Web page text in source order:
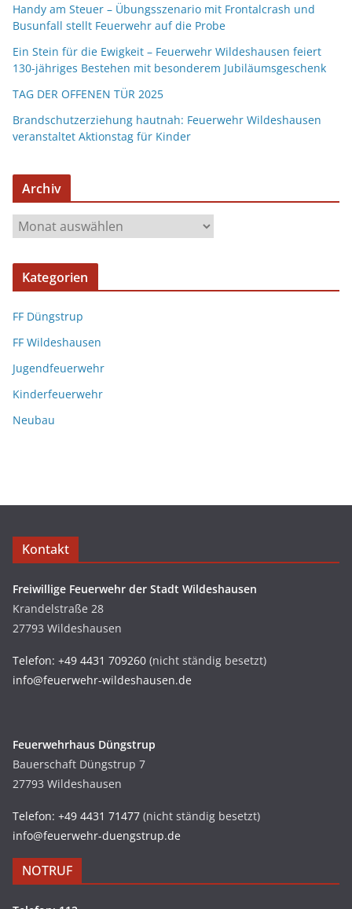
Handy am Steuer – Übungsszenario mit Frontalcrash und
Busunfall stellt Feuerwehr auf die Probe
Ein Stein für die Ewigkeit – Feuerwehr Wildeshausen feiert
130-jähriges Bestehen mit besonderem Jubiläumsgeschenk
TAG DER OFFENEN TÜR 2025
Brandschutzerziehung hautnah: Feuerwehr Wildeshausen
veranstaltet Aktionstag für Kinder
Archiv
Kategorien
FF Düngstrup
FF Wildeshausen
Jugendfeuerwehr
Kinderfeuerwehr
Neubau
Kontakt
Freiwillige Feuerwehr der Stadt Wildeshausen
Krandelstraße 28
27793 Wildeshausen
Telefon: +49 4431 709260 (nicht ständig besetzt)
info@feuerwehr-wildeshausen.de
Feuerwehrhaus Düngstrup
Bauerschaft Düngstrup 7
27793 Wildeshausen
Telefon: +49 4431 71477 (nicht ständig besetzt)
info@feuerwehr-duengstrup.de
NOTRUF